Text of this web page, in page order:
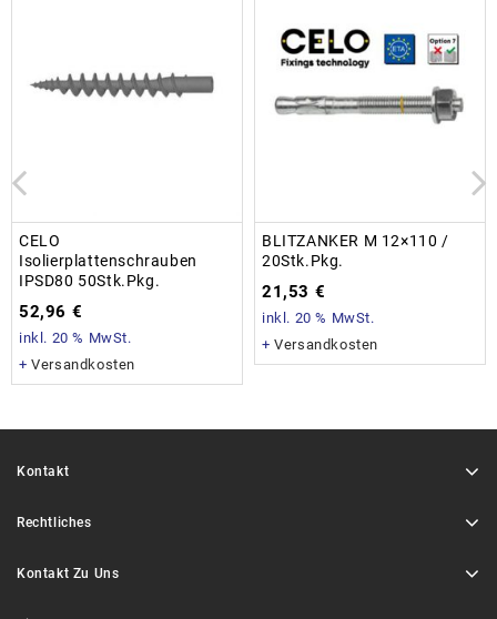
CELO
Isolierplattenschrauben
IPSD80 50Stk.Pkg.
52,96 €
inkl. 20 % MwSt.
+Versandkosten
BLITZANKER M 12×110 /
20Stk.Pkg.
21,53 €
inkl. 20 % MwSt.
+Versandkosten
Kontakt
Rechtliches
Kontakt Zu Uns